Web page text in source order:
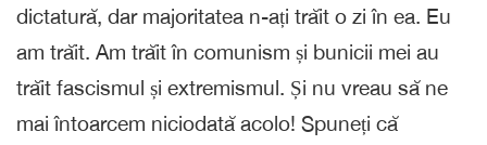
dictatură, dar majoritatea n-ați trăit o zi în ea. Eu
am trăit. Am trăit în comunism și bunicii mei au
trăit fascismul și extremismul. Și nu vreau să ne
mai întoarcem niciodată acolo! Spuneți că